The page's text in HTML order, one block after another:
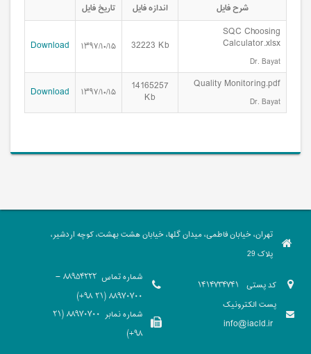
شرح فایل اندازه فایل
تاریخ فایل
SQC Choosing
Calculator.xlsx
Dr. Bayat
32223 Kb ۱۳۹۷/۱۰/۱۵ Download
Quality Monitoring.pdf
Dr. Bayat
14165257
Kb ۱۳۹۷/۱۰/۱۵ Download
تهران، خیابان فاطمی، میدان گلها، خیابان هشت بهشت، کوچه اردشیر،
پلاک 29
کد پستی
پست الکترونیک
info@iacld.ir
شماره تماس
88954222 -
88970700 (21 98+)
شماره نمابر
88970700 (21
98+)